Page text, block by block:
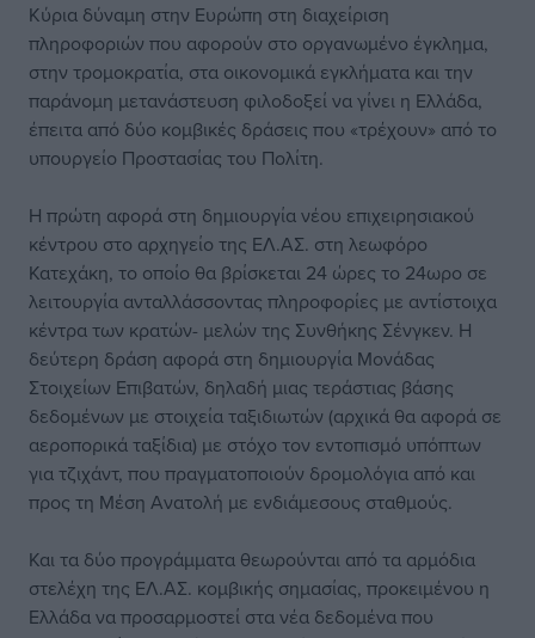
Κύρια δύναμη στην Ευρώπη στη διαχείριση
πληροφοριών που αφορούν στο οργανωμένο έγκλημα,
στην τρομοκρατία, στα οικονομικά εγκλήματα και την
παράνομη μετανάστευση φιλοδοξεί να γίνει η Ελλάδα,
έπειτα από δύο κομβικές δράσεις που «τρέχουν» από το
υπουργείο Προστασίας του Πολίτη.
Η πρώτη αφορά στη δημιουργία νέου επιχειρησιακού
κέντρου στο αρχηγείο της ΕΛ.ΑΣ. στη λεωφόρο
Κατεχάκη, το οποίο θα βρίσκεται 24 ώρες το 24ωρο σε
λειτουργία ανταλλάσσοντας πληροφορίες με αντίστοιχα
κέντρα των κρατών- μελών της Συνθήκης Σένγκεν. Η
δεύτερη δράση αφορά στη δημιουργία Μονάδας
Στοιχείων Επιβατών, δηλαδή μιας τεράστιας βάσης
δεδομένων με στοιχεία ταξιδιωτών (αρχικά θα αφορά σε
αεροπορικά ταξίδια) με στόχο τον εντοπισμό υπόπτων
για τζιχάντ, που πραγματοποιούν δρομολόγια από και
προς τη Μέση Ανατολή με ενδιάμεσους σταθμούς.
Και τα δύο προγράμματα θεωρούνται από τα αρμόδια
στελέχη της ΕΛ.ΑΣ. κομβικής σημασίας, προκειμένου η
Ελλάδα να προσαρμοστεί στα νέα δεδομένα που